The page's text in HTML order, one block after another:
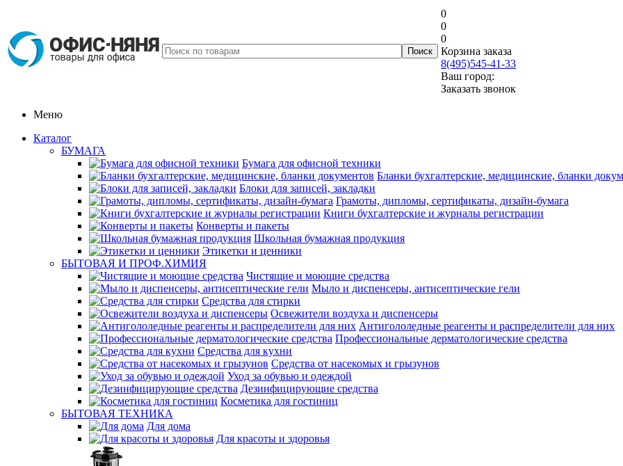
0
0
0
Корзина заказа
8(495)545-41-33
Ваш город:
Заказать звонок
Меню
Каталог
БУМАГА
Бумага для офисной техники
Бланки бухгалтерские, медицинские, бланки
Блоки для записей, закладки
Грамоты, дипломы, сертификаты, дизайн-бумага
Книги бухгалтерские и журналы регистрации
Конверты и пакеты
Школьная бумажная продукция
Этикетки и ценники
БЫТОВАЯ И ПРОФ.ХИМИЯ
Чистящие и моющие средства
Мыло и диспенсеры, антисептические гели
Средства для стирки
Освежители воздуха и диспенсеры
Антигололедные реагенты и распределители для них
Профессиональные дерматологические средства
Средства для кухни
Средства от насекомых и грызунов
Уход за обувью и одеждой
Дезинфицирующие средства
Косметика для гостиниц
БЫТОВАЯ ТЕХНИКА
Для дома
Для красоты и здоровья